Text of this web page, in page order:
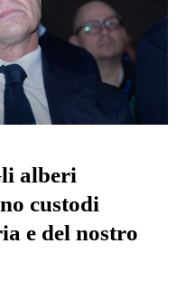
alberi
custodi
e del nostro